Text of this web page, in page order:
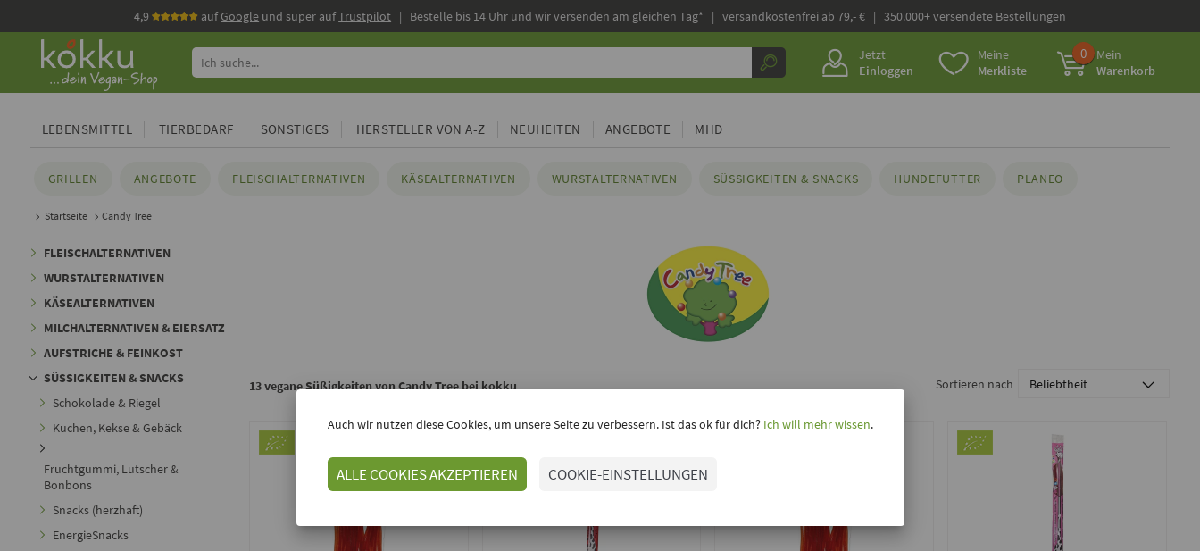
4,9 aufGoogle und super aufTrustpilot | Bestelle bis 14 Uhr und wir versenden am gleichen Tag* | versandkostenfrei ab 79,- € | 350.000+ versendete Bestellungen
Jetzt
Einloggen
Meine
Merkliste
0
Mein
Warenkorb
LEBENSMITTEL TIERBEDARF SONSTIGES HERSTELLER VON A-Z NEUHEITEN ANGEBOTE MHD
GRILLEN ANGEBOTE FLEISCHALTERNATIVEN KÄSEALTERNATIVEN WURSTALTERNATIVEN SÜSSIGKEITEN & SNACKS HUNDEFUTTER PLANEO
Startseite Candy Tree
FLEISCHALTERNATIVEN
WURSTALTERNATIVEN
KÄSEALTERNATIVEN
MILCHALTERNATIVEN & EIERSATZ
AUFSTRICHE & FEINKOST
SÜSSIGKEITEN & SNACKS
Schokolade & Riegel
Kuchen, Kekse & Gebäck
Fruchtgummi, Lutscher &
Bonbons
Snacks (herzhaft)
EnergieSnacks
13 vegane Süßigkeiten von Candy Tree bei kokku Sortieren nach
Auch wir nutzen diese Cookies, um unsere Seite zu verbessern. Ist das ok für dich?Ich will mehr wissen.
ALLE COOKIES AKZEPTIEREN COOKIE-EINSTELLUNGEN